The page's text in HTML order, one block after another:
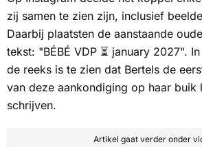
zij samen te zien zijn, inclusief
Daarbij plaatsten de aanstaande
tekst: "BÉBÉ VDP ⏳ january 2027".
de reeks is te zien dat Bertels de
van deze aankondiging op haar buik
schrijven.
Artikel gaat verder onder